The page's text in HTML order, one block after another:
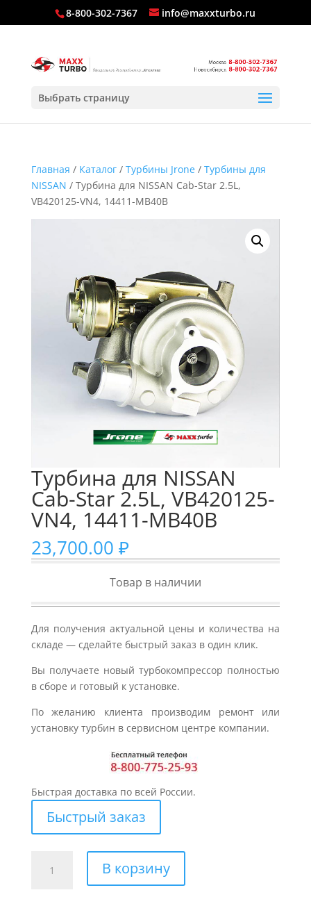
8-800-302-7367 info@maxxturbo.ru
Выбрать страницу
Главная / Каталог/ Турбины Jrone/ Турбины для
NISSAN / Турбина для NISSAN Cab-Star 2.5L,
VB420125-VN4, 14411-MB40B
Турбина для NISSAN
Cab-Star 2.5L, VB420125-
VN4, 14411-MB40B
23,700.00 ₽
Товар в наличии
Для получения актуальной цены и количества на
складе — сделайте быстрый заказ в один клик.
Вы получаете новый турбокомпрессор полностью
в сборе и готовый к установке.
По желанию клиента производим ремонт или
установку турбин в сервисном центре компании.
Быстрая доставка по всей России.
Быстрый заказ
товара
В корзину